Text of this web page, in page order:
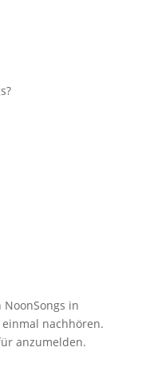
in
nachhören.
anzumelden.